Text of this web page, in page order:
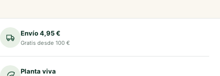
Envío 4,95 €
Gratis desde 100 €
Planta viva